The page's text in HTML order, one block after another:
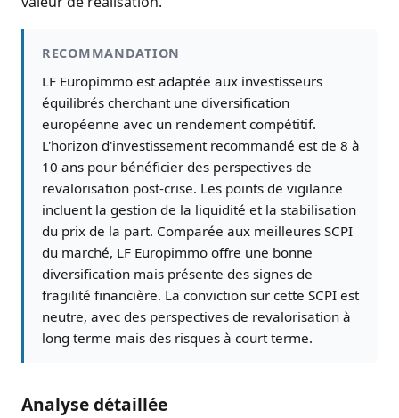
RECOMMANDATION
LF Europimmo est adaptée aux investisseurs
équilibrés cherchant une diversification
européenne avec un rendement compétitif.
L'horizon d'investissement recommandé est de 8 à
10 ans pour bénéficier des perspectives de
revalorisation post-crise. Les points de vigilance
incluent la gestion de la liquidité et la stabilisation
du prix de la part. Comparée aux meilleures SCPI
du marché, LF Europimmo offre une bonne
diversification mais présente des signes de
fragilité financière. La conviction sur cette SCPI est
neutre, avec des perspectives de revalorisation à
long terme mais des risques à court terme.
Analyse détaillée